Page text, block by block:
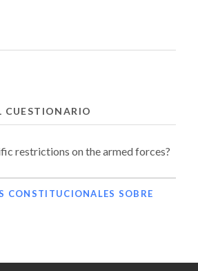
CUESTIONARIO
restrictions on the armed forces?
CONSTITUCIONALES SOBRE